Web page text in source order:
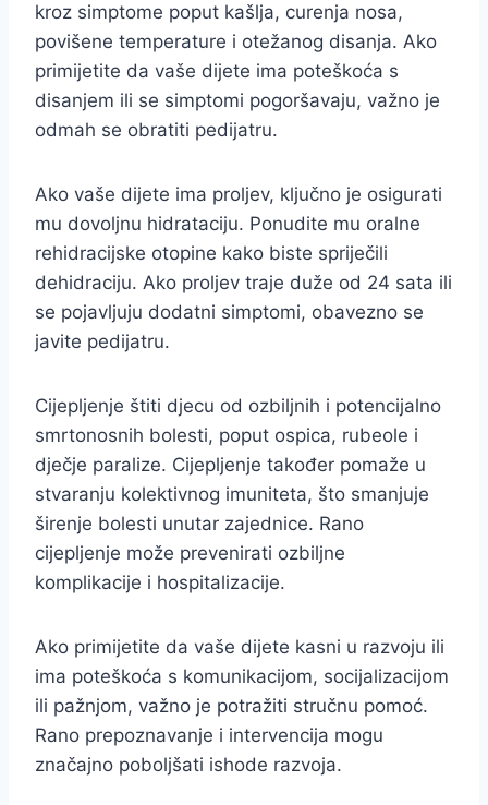
kroz simptome poput kašlja, curenja nosa,
povišene temperature i otežanog disanja. Ako
primijetite da vaše dijete ima poteškoća s
disanjem ili se simptomi pogoršavaju, važno je
odmah se obratiti pedijatru.
Ako vaše dijete ima proljev, ključno je osigurati
mu dovoljnu hidrataciju. Ponudite mu oralne
rehidracijske otopine kako biste spriječili
dehidraciju. Ako proljev traje duže od 24 sata ili
se pojavljuju dodatni simptomi, obavezno se
javite pedijatru.
Cijepljenje štiti djecu od ozbiljnih i potencijalno
smrtonosnih bolesti, poput ospica, rubeole i
dječje paralize. Cijepljenje također pomaže u
stvaranju kolektivnog imuniteta, što smanjuje
širenje bolesti unutar zajednice. Rano
cijepljenje može prevenirati ozbiljne
komplikacije i hospitalizacije.
Ako primijetite da vaše dijete kasni u razvoju ili
ima poteškoća s komunikacijom, socijalizacijom
ili pažnjom, važno je potražiti stručnu pomoć.
Rano prepoznavanje i intervencija mogu
značajno poboljšati ishode razvoja.